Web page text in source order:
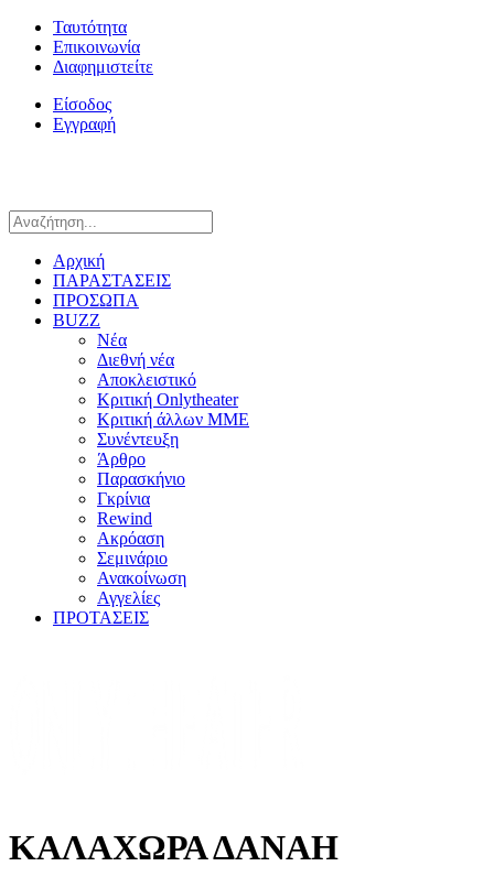
Ταυτότητα
Επικοινωνία
Διαφημιστείτε
Είσοδος
Εγγραφή
Αρχική
ΠΑΡΑΣΤΑΣΕΙΣ
ΠΡΟΣΩΠΑ
BUZZ
Νέα
Διεθνή νέα
Αποκλειστικό
Κριτική Onlytheater
Κριτική άλλων ΜΜΕ
Συνέντευξη
Άρθρο
Παρασκήνιο
Γκρίνια
Rewind
Ακρόαση
Σεμινάριο
Ανακοίνωση
Αγγελίες
ΠΡΟΤΑΣΕΙΣ
ΚΑΛΑΧΩΡΑ ΔΑΝΑΗ